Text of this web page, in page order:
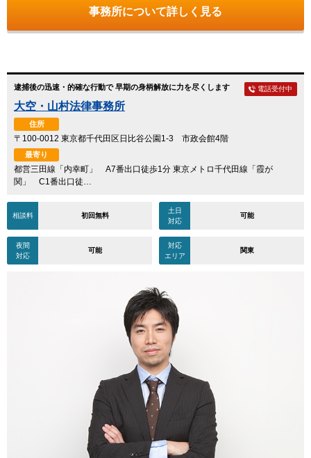
事務所について詳しく見る
逮捕後の迅速・的確な行動で 早期の身柄解放に力を尽くします
大空・山村法律事務所
住所
〒100-0012 東京都千代田区日比谷公園1-3 市政会館4階
最寄り
都営三田線「内幸町」 A7番出口徒歩1分 東京メトロ千代田線「霞が
関」 C1番出口徒…
電話受付中
相談料 初回無料
土日
対応
可能
夜間
対応
可能
対応
エリア
関東